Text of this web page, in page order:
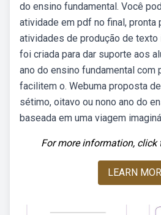
do ensino fundamental. Você
atividade em pdf no final, pronta
atividades de produção de
foi criada para dar suporte aos
ano do ensino fundamental com
facilitem o. Webuma proposta
sétimo, oitavo ou nono ano do
baseada em uma viagem
For more information, click
LEARN